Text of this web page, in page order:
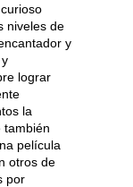
niveles de
y
lograr
la
también
película
otros de
por